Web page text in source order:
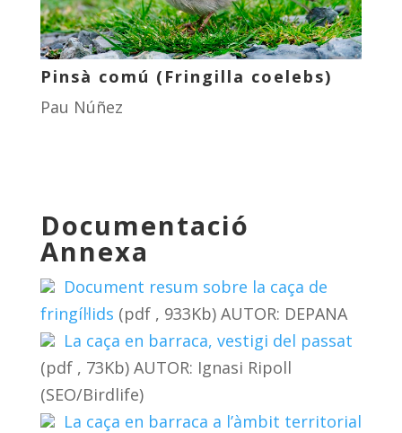
Pinsà comú (Fringilla coelebs)
Pau Núñez
Documentació
Annexa
Document resum sobre la caça de
fringíl·lids (pdf , 933Kb) AUTOR: DEPANA
La caça en barraca, vestigi del passat
(pdf , 73Kb) AUTOR: Ignasi Ripoll
(SEO/Birdlife)
La caça en barraca a l’àmbit territorial